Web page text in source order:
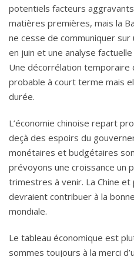
potentiels facteurs
matières premières, mais la
ne cesse de communiquer
en juin et une analyse
Une décorrélation
probable à court terme mais
durée.
L’économie chinoise repart
deçà des espoirs du
monétaires et budgétaires
prévoyons une croissance un
trimestres à venir. La Chine et
devraient contribuer à la
mondiale.
Le tableau économique est
sommes toujours à la merci